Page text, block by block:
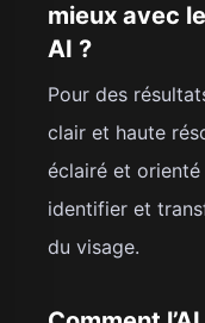
mieux avec
AI ?
Pour des
clair et haute
éclairé et orienté
identifier et
du visage.